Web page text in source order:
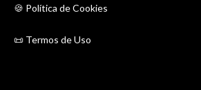
🍪 Política de Cookies
📜 Termos de Uso